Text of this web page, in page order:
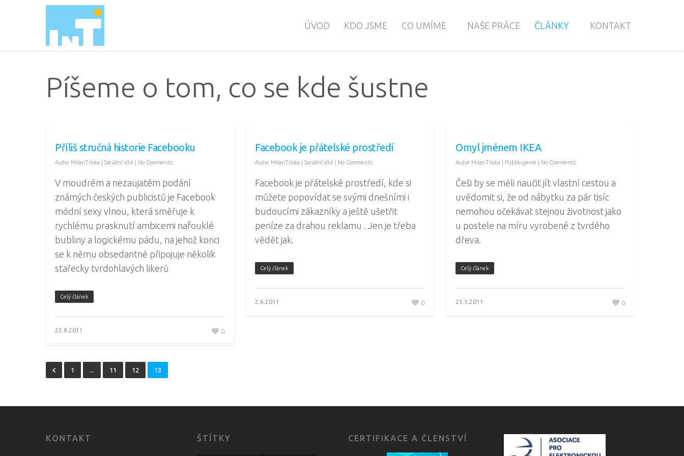
ÚVOD KDO JSME CO UMÍME NAŠE PRÁCE ČLÁNKY KONTAKT
Píšeme o tom, co se kde šustne
Příliš stručná historie Facebooku
Autor MilanTriska Sociální sítě No Comments
V moudrém a nezaujatém podání
známých českých publicistů je Facebook
módní sexy vlnou, která směřuje k
rychlému prasknutí ambicemi nafouklé
bubliny a logickému pádu, na jehož konci
se k němu obsedantně připojuje několik
stařecky tvrdohlavých likerů
Celý článek
23.8.2011 0
Facebook je přátelské prostředí
Autor MilanTriska Sociální sítě No Comments
Facebook je přátelské prostředí, kde si
můžete popovídat se svými dnešními i
budoucími zákazníky a ještě ušetřit
peníze za drahou reklamu . Jen je třeba
vědět jak.
Celý článek
2.6.2011 0
Omyl jménem IKEA
Autor MilanTriska Publikujeme No Comments
Češi by se měli naučit jít vlastní cestou a
uvědomit si, že od nábytku za pár tisíc
nemohou očekávat stejnou životnost jako
u postele na míru vyrobené z tvrdého
dřeva.
Celý článek
23.5.2011 0
1 … 11 12 13
KONTAKT ŠTÍTKY CERTIFIKACE A ČLENSTVÍ